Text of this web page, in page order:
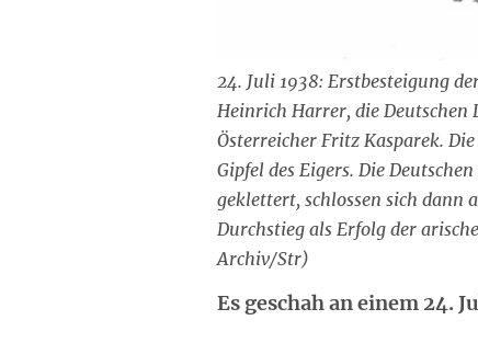
24. Juli 1938: Erstbesteigung
Heinrich Harrer, die
Österreicher Fritz Kasparek.
Gipfel des Eigers. Die
geklettert, schlossen sich dann
Durchstieg als Erfolg der
Archiv/Str)
Es geschah an einem 24.